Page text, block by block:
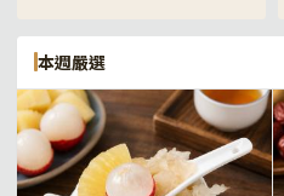
本週嚴選